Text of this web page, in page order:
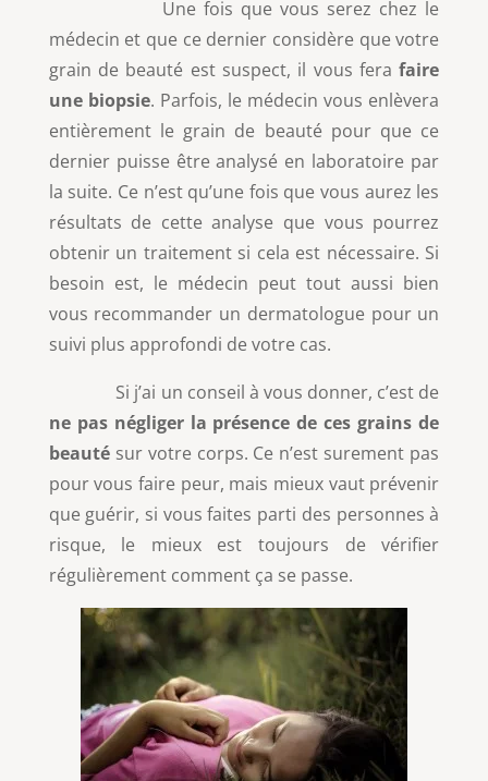
Une fois que vous serez chez le
médecin et que ce dernier considère que votre
grain de beauté est suspect, il vous ferafaire
une biopsie. Parfois, le médecin vous enlèvera
entièrement le grain de beauté pour que ce
dernier puisse être analysé en laboratoire par
la suite. Ce n’est qu’une fois que vous aurez les
résultats de cette analyse que vous pourrez
obtenir un traitement si cela est nécessaire. Si
besoin est, le médecin peut tout aussi bien
vous recommander un dermatologue pour un
suivi plus approfondi de votre cas.
Si j’ai un conseil à vous donner, c’est de
ne pas négliger la présence de ces grains de
beautésur votre corps. Ce n’est surement pas
pour vous faire peur, mais mieux vaut prévenir
que guérir, si vous faites parti des personnes à
risque, le mieux est toujours de vérifier
régulièrement comment ça se passe.